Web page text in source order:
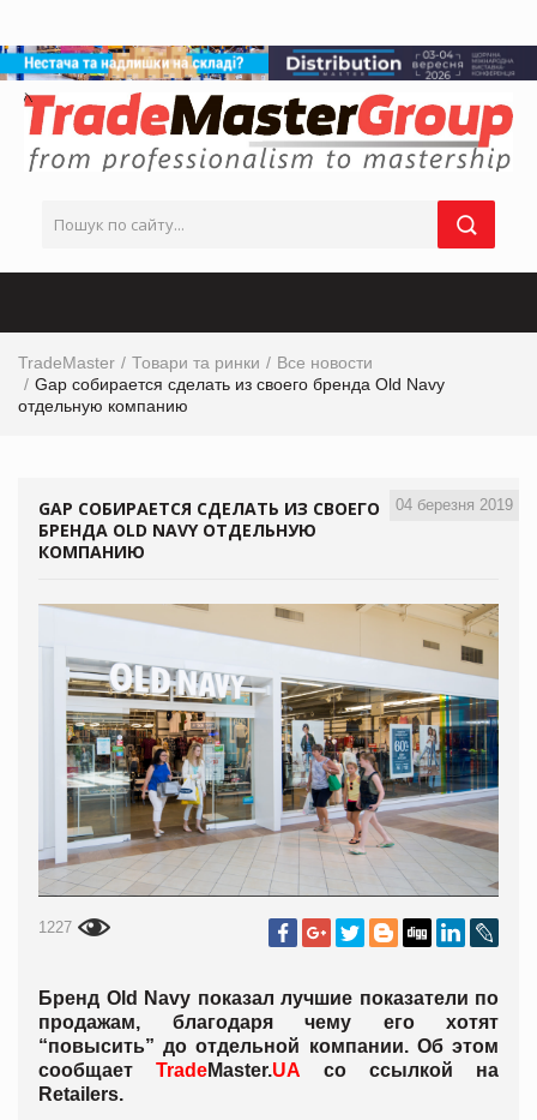
TradeMaster Товари та ринки
Все новости
Gap собирается сделать из своего бренда Old Navy
отдельную компанию
04 березня 2019
GAP СОБИРАЕТСЯ СДЕЛАТЬ ИЗ СВОЕГО
БРЕНДА OLD NAVY ОТДЕЛЬНУЮ
КОМПАНИЮ
1227
Бренд Old Navy показал лучшие показатели по
продажам, благодаря чему его хотят
“повысить” до отдельной компании. Об этом
сообщаетTradeMaster.UA со ссылкой на
Retailers.